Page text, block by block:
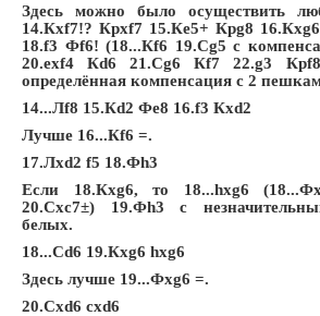
Здесь можно было осуществить
14.Кxf7!? Крxf7 15.Кe5+ Крg8
18.f3 Фf6! (18...Кf6 19.Сg5 с
20.exf4 Кd6 21.Сg6 Кf7 22.g3
определённая компенсация с 2
14...Лf8 15.Кd2 Фe8 16.f3 Кxd2
Лучше 16...Кf6 =.
17.Лxd2 f5 18.Фh3
Если 18.Кxg6, то 18...hxg6
20.Сxc7±) 19.Фh3 с
белых.
18...Сd6 19.Кxg6 hxg6
Здесь лучше 19...Фxg6 =.
20.Сxd6 cxd6